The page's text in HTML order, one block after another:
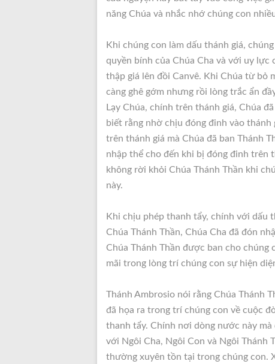
năng Chúa và nhắc nhớ chúng con
Khi chúng con làm dấu thánh giá,
quyền bính của Chúa Cha và với uy lực
thập giá lên đồi Canvê. Khi Chúa từ bỏ
càng ghê gớm nhưng rồi lòng trắc ẩn
Lạy Chúa, chính trên thánh giá, Chúa
biết rằng nhờ chịu đóng đinh vào
trên thánh giá mà Chúa đã ban Thánh
nhập thể cho đến khi bị đóng đinh trên
không rời khỏi Chúa Thánh Thần khi
này.
Khi chịu phép thanh tẩy, chính với dấu
Chúa Thánh Thần, Chúa Cha đã đón
Chúa Thánh Thần được ban cho
mãi trong lòng trí chúng con sự hiện
Thánh Ambrosio nói rằng Chúa Thánh
đã họa ra trong trí chúng con về cuộc
thanh tẩy. Chính nơi dòng nước này
với Ngôi Cha, Ngôi Con và Ngôi Thánh
thường xuyên tồn tại trong chúng con.